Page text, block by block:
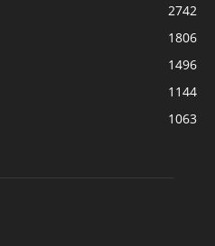
2742
1806
1496
1144
1063